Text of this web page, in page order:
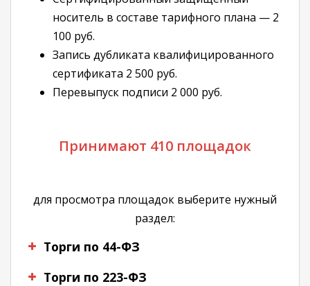
носитель в составе тарифного плана — 2
100 руб.
Запись дубликата квалифицированного
сертификата 2 500 руб.
Перевыпуск подписи 2 000 руб.
Принимают 410 площадок
для просмотра площадок выберите нужный
раздел:
Торги по 44-ФЗ
Торги по 223-ФЗ